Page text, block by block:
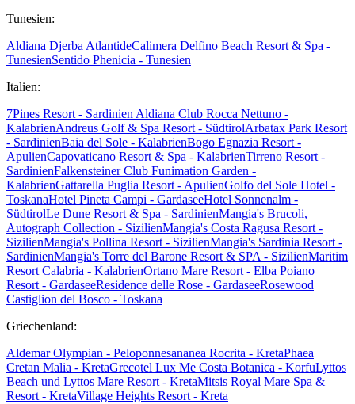
Tunesien:
Aldiana Djerba AtlantideCalimera Delfino Beach Resort & Spa -
TunesienSentido Phenicia - Tunesien
Italien:
7Pines Resort - Sardinien Aldiana Club Rocca Nettuno -
KalabrienAndreus Golf & Spa Resort - SüdtirolArbatax Park Resort
- SardinienBaia del Sole - KalabrienBogo Egnazia Resort -
ApulienCapovaticano Resort & Spa - KalabrienTirreno Resort -
SardinienFalkensteiner Club Funimation Garden -
KalabrienGattarella Puglia Resort - ApulienGolfo del Sole Hotel -
ToskanaHotel Pineta Campi - GardaseeHotel Sonnenalm -
SüdtirolLe Dune Resort & Spa - SardinienMangia's Brucoli,
Autograph Collection - SizilienMangia's Costa Ragusa Resort -
SizilienMangia's Pollina Resort - SizilienMangia's Sardinia Resort -
SardinienMangia's Torre del Barone Resort & SPA - SizilienMaritim
Resort Calabria - KalabrienOrtano Mare Resort - Elba Poiano
Resort - GardaseeResidence delle Rose - GardaseeRosewood
Castiglion del Bosco - Toskana
Griechenland:
Aldemar Olympian - Peloponnesananea Rocrita - KretaPhaea
Cretan Malia - KretaGrecotel Lux Me Costa Botanica - KorfuLyttos
Beach und Lyttos Mare Resort - KretaMitsis Royal Mare Spa &
Resort - KretaVillage Heights Resort - Kreta